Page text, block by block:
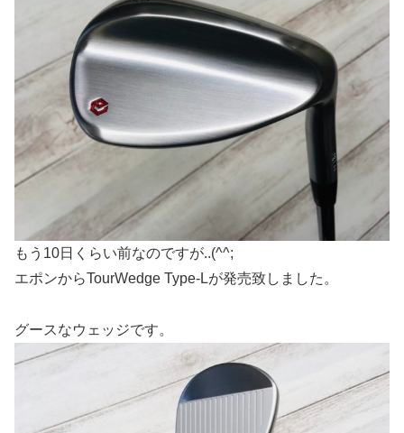
もう10日くらい前なのですが..(^^;
エポンからTourWedge Type-Lが発売致しました。
グースなウェッジです。